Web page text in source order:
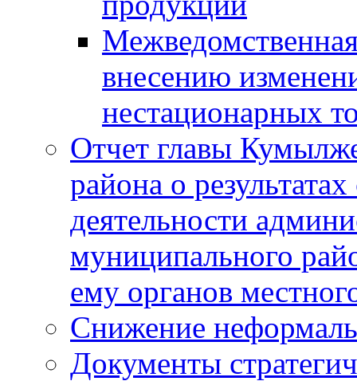
внесению
нестационарных
Отчет главы
района о
деятельности
муниципального
ему органов
Снижение
Документы